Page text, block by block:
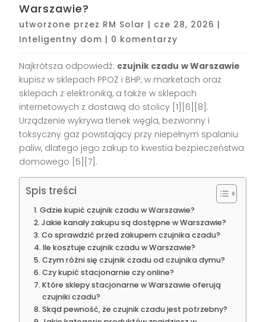
Warszawie?
utworzone przez RM Solar | cze 28, 2026 |
Inteligentny dom | 0 komentarzy
Najkrótsza odpowiedź: czujnik czadu w Warszawie
kupisz w sklepach PPOŻ i BHP, w marketach oraz
sklepach z elektroniką, a także w sklepach
internetowych z dostawą do stolicy [1][6][8].
Urządzenie wykrywa tlenek węgla, bezwonny i
toksyczny gaz powstający przy niepełnym spalaniu
paliw, dlatego jego zakup to kwestia bezpieczeństwa
domowego [5][7].
Spis treści
Gdzie kupić czujnik czadu w Warszawie?
Jakie kanały zakupu są dostępne w Warszawie?
Co sprawdzić przed zakupem czujnika czadu?
Ile kosztuje czujnik czadu w Warszawie?
Czym różni się czujnik czadu od czujnika dymu?
Czy kupić stacjonarnie czy online?
Które sklepy stacjonarne w Warszawie oferują
czujniki czadu?
Skąd pewność, że czujnik czadu jest potrzebny?